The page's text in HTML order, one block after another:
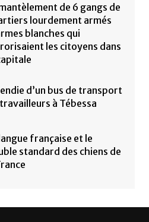
de 6 gangs de
lourdement armés
blanches qui
les citoyens dans
d’un bus de transport
à Tébessa
française et le
standard des chiens de